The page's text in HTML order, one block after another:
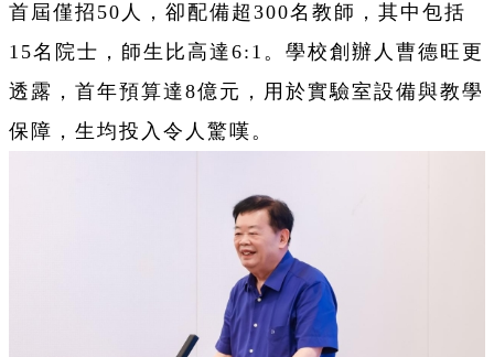
首屆僅招50人，卻配備超300名教師，其中包括
15名院士，師生比高達6:1。學校創辦人曹德旺更
透露，首年預算達8億元，用於實驗室設備與教學
保障，生均投入令人驚嘆。